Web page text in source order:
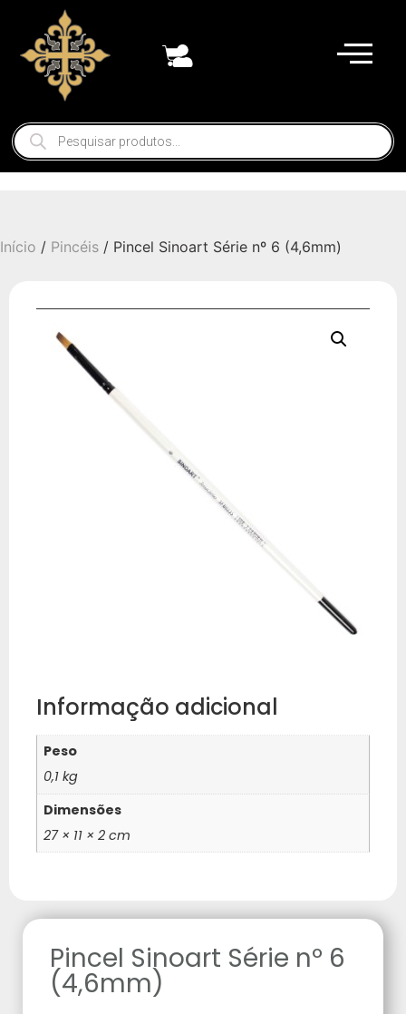
Início / Pincéis / Pincel Sinoart Série nº 6 (4,6mm)
Informação adicional
Peso
0,1 kg
Dimensões
27 × 11 × 2 cm
Pincel Sinoart Série nº 6
(4,6mm)